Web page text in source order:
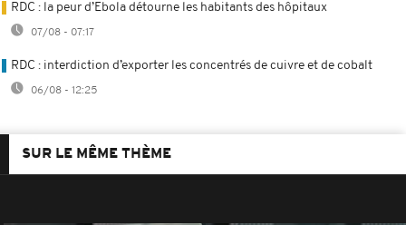
RDC : la peur d’Ebola détourne les habitants des hôpitaux
07/08 - 07:17
RDC : interdiction d’exporter les concentrés de cuivre et de cobalt
06/08 - 12:25
SUR LE MÊME THÈME